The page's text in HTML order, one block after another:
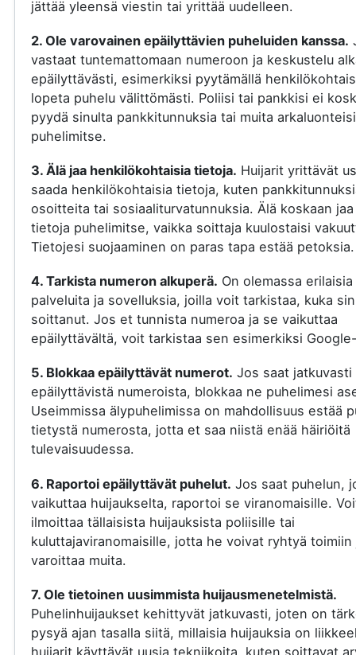
jättää yleensä viestin tai yrittää uudelleen.
2. Ole varovainen epäilyttävien puheluiden kanssa.
vastaat tuntemattomaan numeroon ja keskustelu
epäilyttävästi, esimerkiksi pyytämällä
lopeta puhelu välittömästi. Poliisi tai pankkisi ei
pyydä sinulta pankkitunnuksia tai muita
puhelimitse.
3. Älä jaa henkilökohtaisia tietoja. Huijarit yrittävät
saada henkilökohtaisia tietoja, kuten
osoitteita tai sosiaaliturvatunnuksia. Älä koskaan
tietoja puhelimitse, vaikka soittaja kuulostaisi
Tietojesi suojaaminen on paras tapa estää petoksia.
4. Tarkista numeron alkuperä. On olemassa erilaisia
palveluita ja sovelluksia, joilla voit tarkistaa, kuka
soittanut. Jos et tunnista numeroa ja se vaikuttaa
epäilyttävältä, voit tarkistaa sen esimerkiksi
5. Blokkaa epäilyttävät numerot. Jos saat jatkuvasti
epäilyttävistä numeroista, blokkaa ne puhelimesi
Useimmissa älypuhelimissa on mahdollisuus estää
tietystä numerosta, jotta et saa niistä enää häiriöitä
tulevaisuudessa.
6. Raportoi epäilyttävät puhelut. Jos saat puhelun,
vaikuttaa huijaukselta, raportoi se viranomaisille.
ilmoittaa tällaisista huijauksista poliisille tai
kuluttajaviranomaisille, jotta he voivat ryhtyä toimiin
varoittaa muita.
7. Ole tietoinen uusimmista huijausmenetelmistä.
Puhelinhuijaukset kehittyvät jatkuvasti, joten on
pysyä ajan tasalla siitä, millaisia huijauksia on
huijarit käyttävät uusia tekniikoita, kuten soittavat